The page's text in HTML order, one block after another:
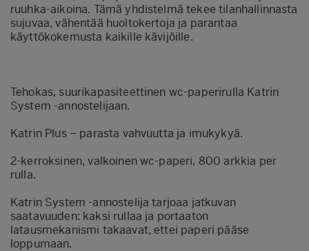
ruuhka-aikoina. Tämä yhdistelmä tekee tilanhallinnasta
sujuvaa, vähentää huoltokertoja ja parantaa
käyttökokemusta kaikille kävijöille.
Tehokas, suurikapasiteettinen wc-paperirulla Katrin
System -annostelijaan.
Katrin Plus – parasta vahvuutta ja imukykyä.
2-kerroksinen, valkoinen wc-paperi, 800 arkkia per
rulla.
Katrin System -annostelija tarjoaa jatkuvan
saatavuuden: kaksi rullaa ja portaaton
latausmekanismi takaavat, ettei paperi pääse
loppumaan.